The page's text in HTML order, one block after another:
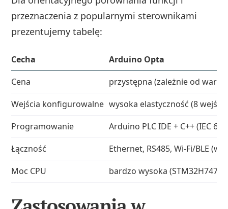
przeznaczenia z popularnymi sterownikami
prezentujemy tabelę:
Cecha
Arduino Opta
Cena
przystępna (zależnie od
Wejścia konfigurowalne wysoka elastyczność (8 wejść
Programowanie
Arduino PLC IDE + C++ (IEC
Łączność
Ethernet, RS485, Wi‑Fi/BLE
Moc CPU
bardzo wysoka (STM32H747,